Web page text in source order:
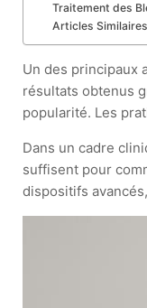
Traitement des
Articles Similaires
Un des principaux
résultats obtenus
popularité. Les
Dans un cadre
suffisent pour
dispositifs